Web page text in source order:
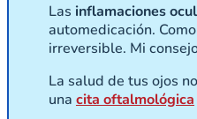
Las inflamaciones
automedicación.
irreversible. Mi
La salud de tus ojos
una cita oftalmológica